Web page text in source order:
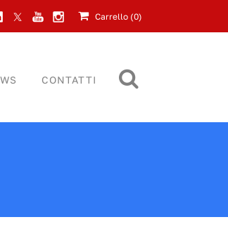
Carrello (0)
CONTATTI